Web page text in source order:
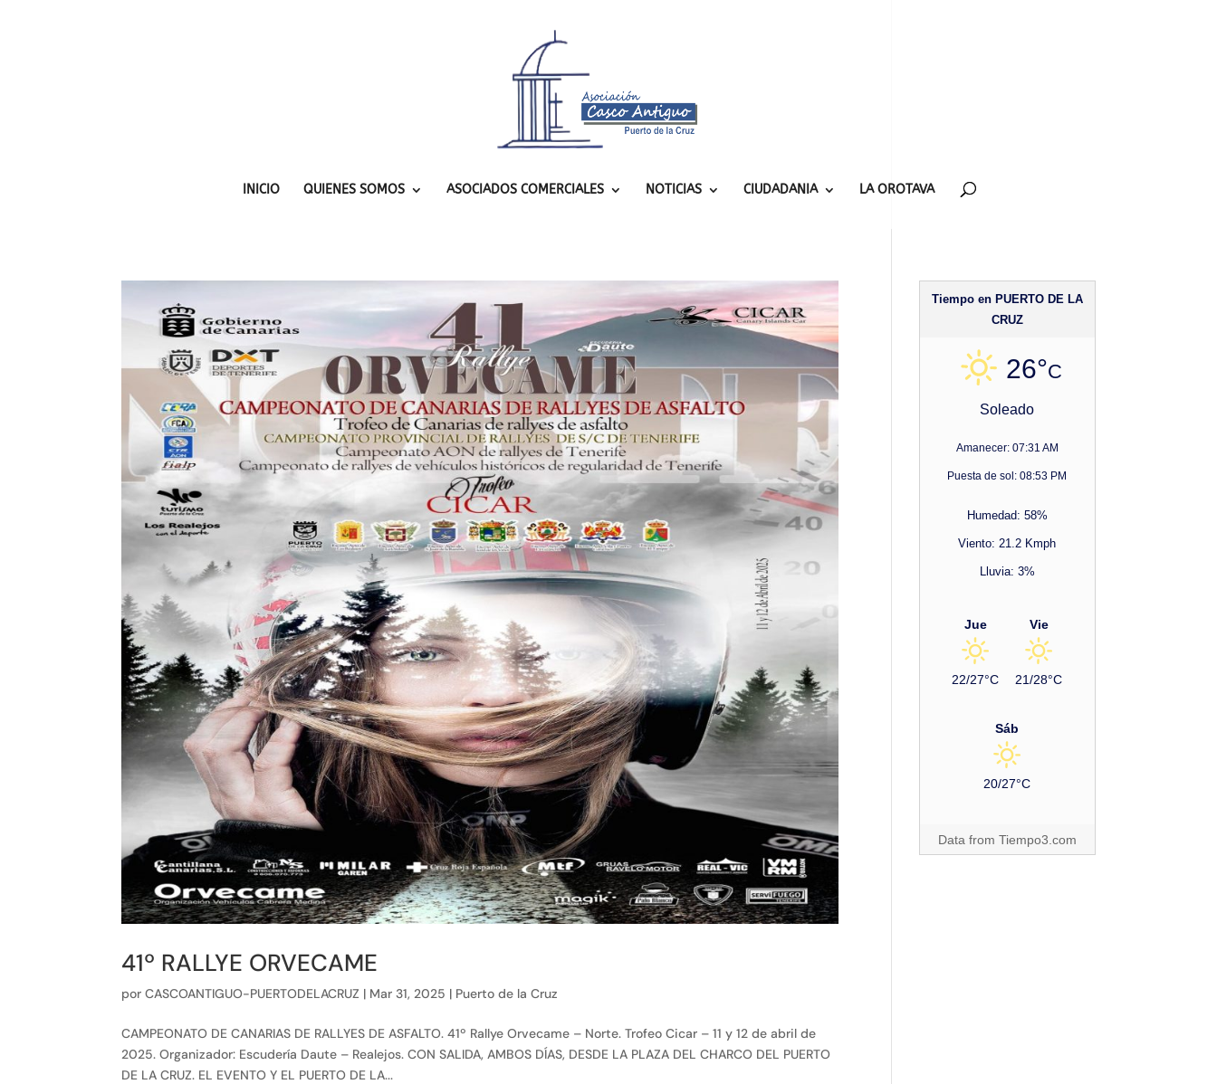
INICIO QUIENES SOMOS ASOCIADOS COMERCIALES NOTICIAS CIUDADANIA LA OROTAVA
41º RALLYE ORVECAME
porCASCOANTIGUO-PUERTODELACRUZ | Mar 31, 2025 | Puerto de la Cruz
CAMPEONATO DE CANARIAS DE RALLYES DE ASFALTO. 41º Rallye Orvecame – Norte. Trofeo Cicar – 11 y 12 de abril de
2025. Organizador: Escudería Daute – Realejos. CON SALIDA, AMBOS DÍAS, DESDE LA PLAZA DEL CHARCO DEL PUERTO
DE LA CRUZ. EL EVENTO Y EL PUERTO DE LA...
Tiempo en PUERTO DE LA
CRUZ
26°C
Soleado
Amanecer: 07:31 AM
Puesta de sol: 08:53 PM
Humedad: 58%
Viento: 21.2 Kmph
Lluvia: 3%
Jue
22/27°C
Vie
21/28°C
Sáb
20/27°C
Data from Tiempo3.com